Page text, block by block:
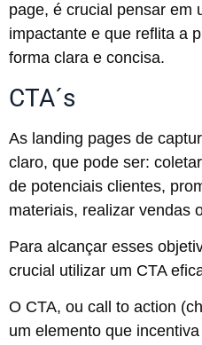
page, é crucial pensar em
impactante e que reflita a
forma clara e concisa.
CTA´s
As landing pages de
claro, que pode ser:
de potenciais clientes,
materiais, realizar vendas
Para alcançar esses
crucial utilizar um CTA
O CTA, ou call to action
um elemento que